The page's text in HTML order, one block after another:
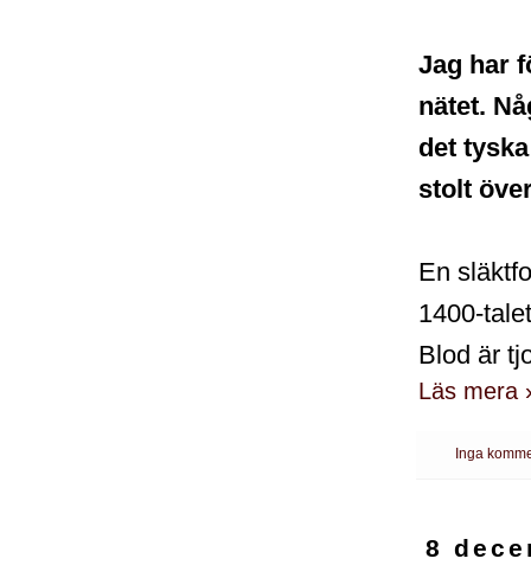
Jag har
nätet.
det
stolt
En
1400-
Blod är
Läs mera
Inga
8